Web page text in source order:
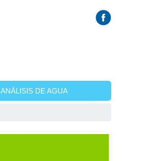
ANÁLISIS DE AGUA